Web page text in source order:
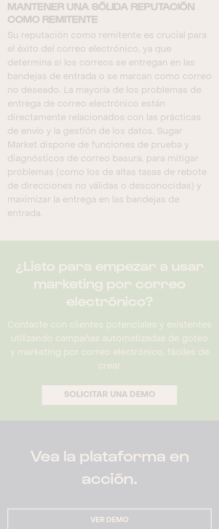
MANTENER UNA SÓLIDA REPUTACIÓN
COMO REMITENTE
Su reputación como remitente es crucial para
el éxito del correo electrónico, ya que
determina si los correos se entregan en las
bandejas de entrada o se marcan como correo
no deseado. La mayoría de los problemas de
entrega de correo electrónico están
directamente relacionados con las prácticas
de envío y la gestión de los datos. Sugar
Market dispone de funciones de prueba y
diagnósticos de correo basura, para mitigar
problemas (como los de altas tasas de rebote
de direcciones no válidas o desconocidas) y
maximizar la entrega en las bandejas de
entrada.
¿Listo para empezar a usar
marketing por correo
electrónico?
Contacte con clientes potenciales y existentes
utilizando campañas automatizadas de goteo
y marketing por correo electrónico, fáciles de
crear
SOLICITAR UNA DEMO
Vea la plataforma en
acción.
VER DEMO